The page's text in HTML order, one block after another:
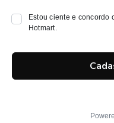
Estou ciente e concordo
Hotmart.